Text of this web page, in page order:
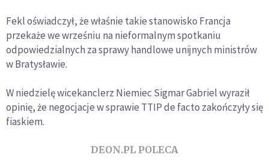
Fekl oświadczył, że właśnie takie stanowisko Francja
przekaże we wrześniu na nieformalnym spotkaniu
odpowiedzialnych za sprawy handlowe unijnych ministrów
w Bratysławie.
W niedzielę wicekanclerz Niemiec Sigmar Gabriel wyraził
opinię, że negocjacje w sprawie TTIP de facto zakończyły się
fiaskiem.
DEON.PL POLECA